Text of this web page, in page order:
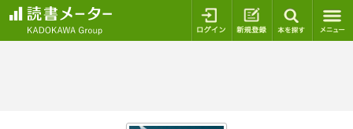
ログイン 新規登録